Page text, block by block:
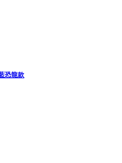
恐龍款